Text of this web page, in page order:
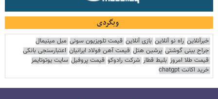
وبگردی
خبرآنلاین راه نو آنلاین بازی آنلاین قیمت تلویزیون سونی مبل مینیمال
جراح بینی گوشتی پرشین هتل قیمت آهن فولاد ایرانیان اعتبارسنجی بانکی
قیمت طلا امروز بلیط قطار شرکت رادوکو قیمت پروفیل سایت یوتوتایمز
خرید اکانت chatgpt